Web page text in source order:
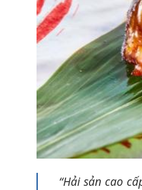
“Hải sản cao